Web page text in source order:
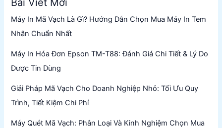
Máy In Mã Vạch Là Gì? Hướng Dẫn Chọn Mua Máy In Tem
Nhãn Chuẩn Nhất
Máy In Hóa Đơn Epson TM-T88: Đánh Giá Chi Tiết & Lý Do
Được Tin Dùng
Giải Pháp Mã Vạch Cho Doanh Nghiệp Nhỏ: Tối Ưu Quy
Trình, Tiết Kiệm Chi Phí
Máy Quét Mã Vạch: Phân Loại Và Kinh Nghiệm Chọn Mua